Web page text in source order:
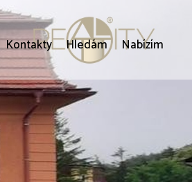
Kontakty Hledám Nabízím